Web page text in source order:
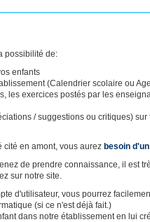
possibilité de:
enfants
(Calendrier scolaire ou
les exercices postés par les
/ suggestions ou critiques)
cité en amont, vous aurez besoin
de prendre connaissance, il est
sur notre site.
d'utilisateur, vous pourrez
(si ce n'est déjà fait.)
dans notre établissement en lui